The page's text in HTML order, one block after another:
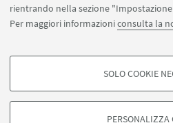
rientrando nella sezione
Per maggiori informazioniconsulta la
COOKIE DI PROFILAZIONE -
SOLO COOKIE
PERSONALIZZA
APP:
©Copyright 2026 - ALMA MATER
Bologna - Via Zamboni, 33 - 40126